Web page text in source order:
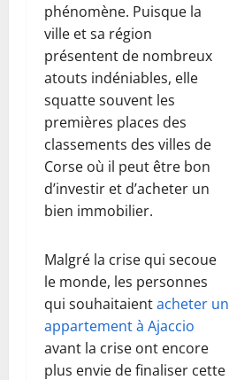
phénomène. Puisque la
ville et sa région
présentent de nombreux
atouts indéniables, elle
squatte souvent les
premières places des
classements des villes de
Corse où il peut être bon
d’investir et d’acheter un
bien immobilier.
Malgré la crise qui secoue
le monde, les personnes
qui souhaitaientacheter un
appartement à Ajaccio
avant la crise ont encore
plus envie de finaliser cette